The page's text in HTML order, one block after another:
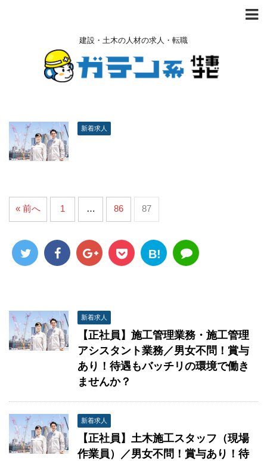
建設・土木の人材の求人・転職
新着求人
« 前へ 1 … 86 87
B!
新着求人
【正社員】施工管理業務・施工管理
アシスタント業務／男女不問！賞与
あり！待遇もバッチリの環境で働き
ませんか？
新着求人
【正社員】土木施工スタッフ（現場
作業員）／男女不問！賞与あり！待